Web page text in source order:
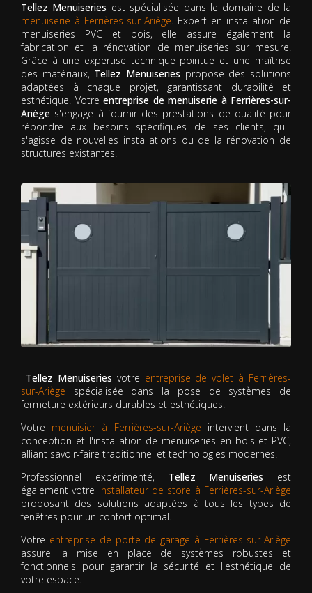
Tellez Menuiseries est spécialisée dans le domaine de la
menuiserie à Ferrières-sur-Ariège. Expert en installation de
menuiseries PVC et bois, elle assure également la
fabrication et la rénovation de menuiseries sur mesure.
Grâce à une expertise technique pointue et une maîtrise
des matériaux, Tellez Menuiseries propose des solutions
adaptées à chaque projet, garantissant durabilité et
esthétique. Votre entreprise de menuiserie à Ferrières-sur-
Ariège s'engage à fournir des prestations de qualité pour
répondre aux besoins spécifiques de ses clients, qu'il
s'agisse de nouvelles installations ou de la rénovation de
structures existantes.
Tellez Menuiseries votre entreprise de volet à Ferrières-
sur-Ariège spécialisée dans la pose de systèmes de
fermeture extérieurs durables et esthétiques.
Votre menuisier à Ferrières-sur-Ariège intervient dans la
conception et l'installation de menuiseries en bois et PVC,
alliant savoir-faire traditionnel et technologies modernes.
Professionnel expérimenté, Tellez Menuiseries est
également votre installateur de store à Ferrières-sur-Ariège
proposant des solutions adaptées à tous les types de
fenêtres pour un confort optimal.
Votre entreprise de porte de garage à Ferrières-sur-Ariège
assure la mise en place de systèmes robustes et
fonctionnels pour garantir la sécurité et l'esthétique de
votre espace.